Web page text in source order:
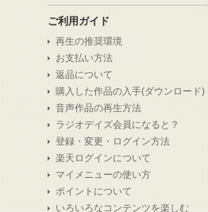
ご利用ガイド
再生の推奨環境
お支払い方法
返品について
購入した作品の入手(ダウンロード)
音声作品の再生方法
ラジオデイズ会員になると？
登録・変更・ログイン方法
楽天ログインについて
マイメニューの使い方
ポイントについて
いろいろなコンテンツを楽しむ